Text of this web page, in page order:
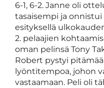
6-1, 6-2. Janne oli
tasaisempi ja onnistui
esityksellä
2. pelaajien
oman pelinsä Tony
Robert pystyi
lyöntitempoa, johon
vastaamaan. Peli oli